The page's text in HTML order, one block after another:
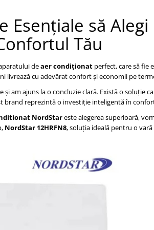
Esențiale să
Tău
deaer condiționat perfect, care să fie
cu adevărat confort și economii pe
am ajuns la o concluzie clară. Există o soluție
brand reprezintă o investiție inteligentă în
NordStareste alegerea superioară,
NordStar 12HRFN8, soluția ideală pentru o vară